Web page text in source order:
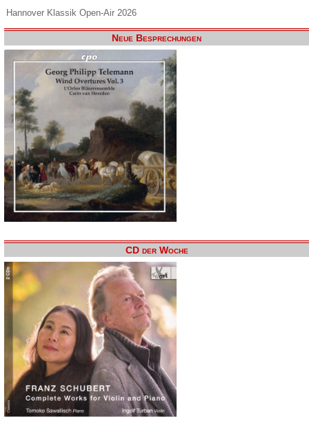
Hannover Klassik Open-Air 2026
Neue Besprechungen
CD der Woche